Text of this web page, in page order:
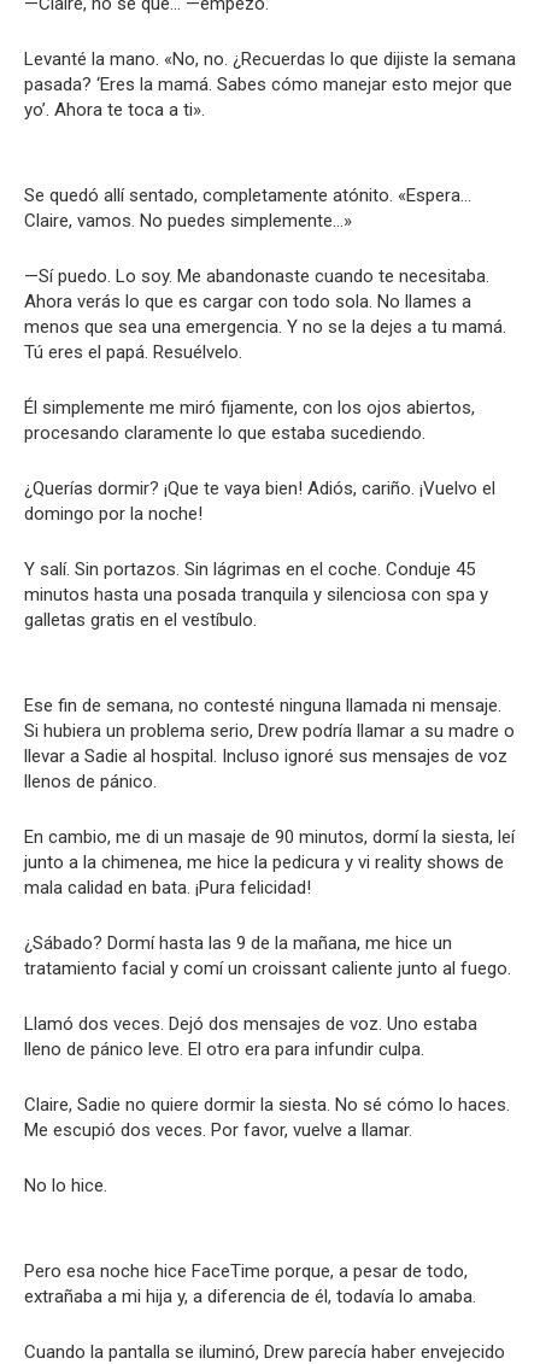
Levanté la mano. «No, no. ¿Recuerdas lo que dijiste la semana
pasada? ‘Eres la mamá. Sabes cómo manejar esto mejor que
yo’. Ahora te toca a ti».
Se quedó allí sentado, completamente atónito. «Espera…
Claire, vamos. No puedes simplemente…»
—Sí puedo. Lo soy. Me abandonaste cuando te necesitaba.
Ahora verás lo que es cargar con todo sola. No llames a
menos que sea una emergencia. Y no se la dejes a tu mamá.
Tú eres el papá. Resuélvelo.
Él simplemente me miró fijamente, con los ojos abiertos,
procesando claramente lo que estaba sucediendo.
¿Querías dormir? ¡Que te vaya bien! Adiós, cariño. ¡Vuelvo el
domingo por la noche!
Y salí. Sin portazos. Sin lágrimas en el coche. Conduje 45
minutos hasta una posada tranquila y silenciosa con spa y
galletas gratis en el vestíbulo.
Ese fin de semana, no contesté ninguna llamada ni mensaje.
Si hubiera un problema serio, Drew podría llamar a su madre o
llevar a Sadie al hospital. Incluso ignoré sus mensajes de voz
llenos de pánico.
En cambio, me di un masaje de 90 minutos, dormí la siesta, leí
junto a la chimenea, me hice la pedicura y vi reality shows de
mala calidad en bata. ¡Pura felicidad!
¿Sábado? Dormí hasta las 9 de la mañana, me hice un
tratamiento facial y comí un croissant caliente junto al fuego.
Llamó dos veces. Dejó dos mensajes de voz. Uno estaba
lleno de pánico leve. El otro era para infundir culpa.
Claire, Sadie no quiere dormir la siesta. No sé cómo lo haces.
Me escupió dos veces. Por favor, vuelve a llamar.
No lo hice.
Pero esa noche hice FaceTime porque, a pesar de todo,
extrañaba a mi hija y, a diferencia de él, todavía lo amaba.
Cuando la pantalla se iluminó, Drew parecía haber envejecido